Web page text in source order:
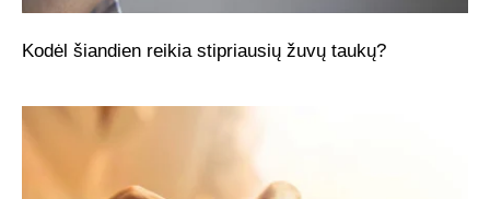
Kodėl šiandien reikia stipriausių žuvų taukų?